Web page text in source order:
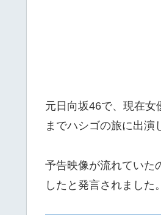
元日向坂46で、現在女
までハシゴの旅に出演
予告映像が流れていた
したと発言されました。